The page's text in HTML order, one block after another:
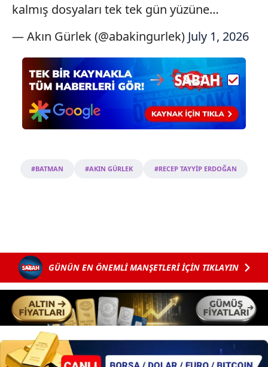
kalmış dosyaları tek tek gün yüzüne…
— Akın Gürlek (@abakingurlek) July 1, 2026
#BATMAN #AKIN GÜRLEK #RECEP TAYYİP ERDOĞAN
GÜNÜN EN ÖNEMLİ MANŞETLERİ İÇİN TIKLAYIN